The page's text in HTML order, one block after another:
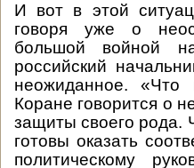
И вот в этой
говоря уже о
большой войной
российский
неожиданное. «Что
Коране говорится о
защиты своего рода.
готовы оказать
политическому